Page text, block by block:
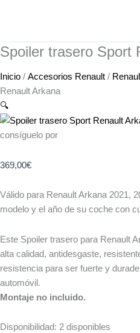
Spoiler trasero Sport
Inicio / Accesorios Renault /
Renault Arkana
🔍
consíguelo por
369,00€
Válido para Renault Arkana 2021,
modelo y el año de su coche con
Este Spoiler trasero para Renault
alta calidad, antidesgaste,
resistencia para ser fuerte y
automóvil.
Montaje no incluido.
Disponibilidad: 2 disponibles
Renault
cantidad